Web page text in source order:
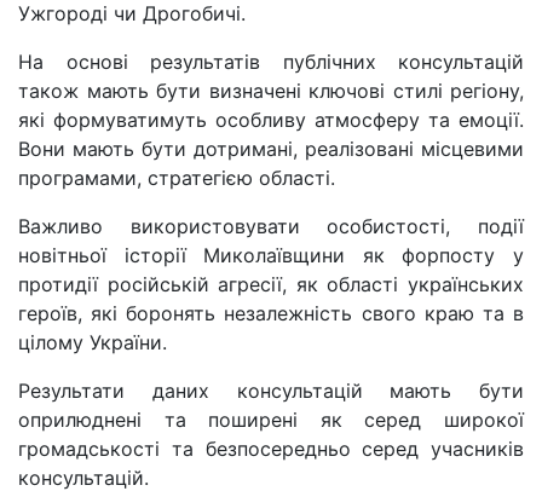
Ужгороді чи Дрогобичі.
На основі результатів публічних консультацій
також мають бути визначені ключові стилі регіону,
які формуватимуть особливу атмосферу та емоції.
Вони мають бути дотримані, реалізовані місцевими
програмами, стратегією області.
Важливо використовувати особистості, події
новітньої історії Миколаївщини як форпосту у
протидії російській агресії, як області українських
героїв, які боронять незалежність свого краю та в
цілому України.
Результати даних консультацій мають бути
оприлюднені та поширені як серед широкої
громадськості та безпосередньо серед учасників
консультацій.